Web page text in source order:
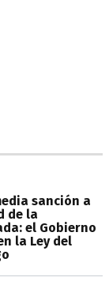
sanción a
de la
el Gobierno
la Ley del